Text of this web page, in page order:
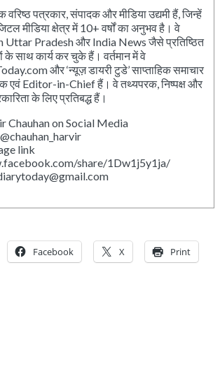
वरिष्ठ पत्रकार, संपादक और मीडिया उद्यमी हैं, जिन्हें
मीडिया क्षेत्र में 10+ वर्षों का अनुभव है। वे
Uttar Pradesh और India News जैसे प्रतिष्ठित
के साथ कार्य कर चुके हैं। वर्तमान में वे
और ‘न्यूज़ डायरी टुडे’ साप्ताहिक समाचार
एवं Editor-in-Chief हैं। वे तथ्यपरक, निष्पक्ष और
के लिए प्रतिबद्ध हैं।
Chauhan on Social Media
link
share/1Dw1j5y1ja/
Facebook X Print